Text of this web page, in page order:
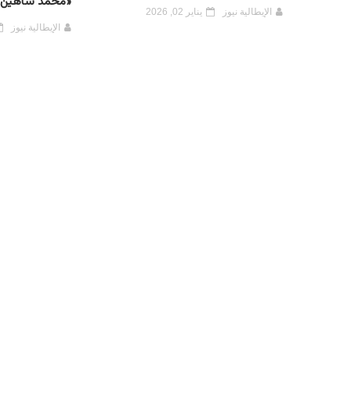
الإيطالية نيوز يناير 02, 2026
الإيطالية نيوز